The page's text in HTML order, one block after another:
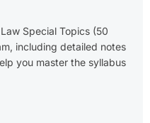
Special Topics (50
including detailed notes
you master the syllabus